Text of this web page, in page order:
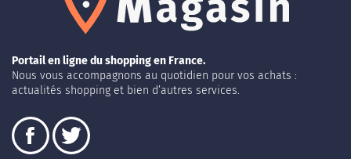
Portail en ligne du shopping en France.
Nous vous accompagnons au quotidien pour vos achats :
actualités shopping et bien d’autres services.